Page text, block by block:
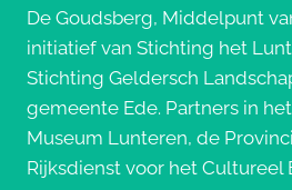
De Goudsberg, Middelpunt
initiatief van Stichting het
Stichting Geldersch
gemeente Ede. Partners in
Museum Lunteren, de
Rijksdienst voor het Cultureel